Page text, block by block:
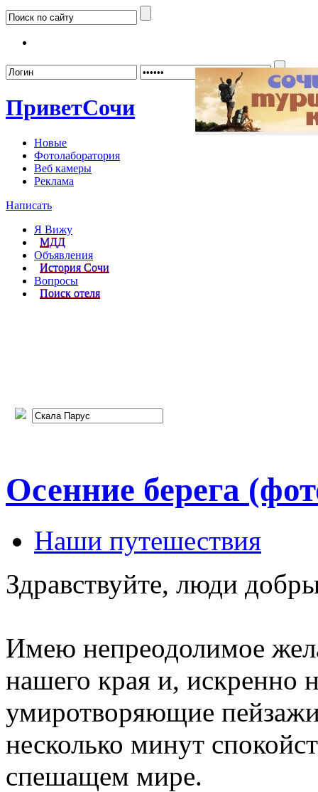
ПриветСочи
Новые
Фотолаборатория
Веб камеры
Реклама
Написать
Я Вижу
МДД
Объявления
История Сочи
Вопросы
Поиск отеля
Осенние берега
Наши путешествия
Здравствуйте, люди
Имею непреодолимое
нашего края и, искренно
умиротворяющие
несколько минут
спешащем мире.